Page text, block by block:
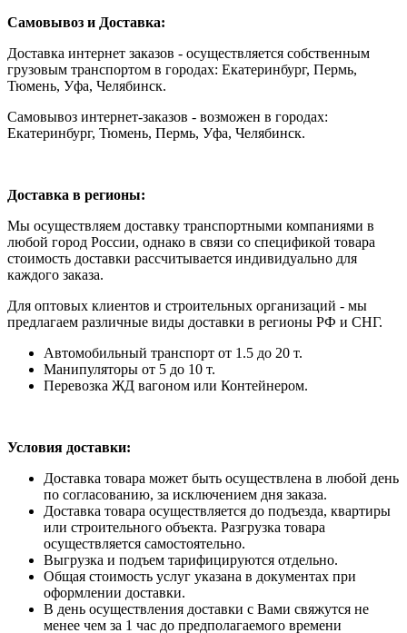
Самовывоз и Доставка:
Доставка интернет заказов - осуществляется собственным
грузовым транспортом в городах: Екатеринбург, Пермь,
Тюмень, Уфа, Челябинск.
Самовывоз интернет-заказов - возможен в городах:
Екатеринбург, Тюмень, Пермь, Уфа, Челябинск.
Доставка в регионы:
Мы осуществляем доставку транспортными компаниями в
любой город России, однако в связи со спецификой товара
стоимость доставки рассчитывается индивидуально для
каждого заказа.
Для оптовых клиентов и строительных организаций - мы
предлагаем различные виды доставки в регионы РФ и СНГ.
Автомобильный транспорт от 1.5 до 20 т.
Манипуляторы от 5 до 10 т.
Перевозка ЖД вагоном или Контейнером.
Условия доставки:
Доставка товара может быть осуществлена в любой день
по согласованию, за исключением дня заказа.
Доставка товара осуществляется до подъезда, квартиры
или строительного объекта. Разгрузка товара
осуществляется самостоятельно.
Выгрузка и подъем тарифицируются отдельно.
Общая стоимость услуг указана в документах при
оформлении доставки.
В день осуществления доставки с Вами свяжутся не
менее чем за 1 час до предполагаемого времени